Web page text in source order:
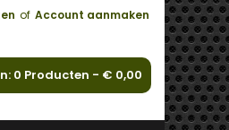
of Account aanmaken
0 Producten - € 0,00